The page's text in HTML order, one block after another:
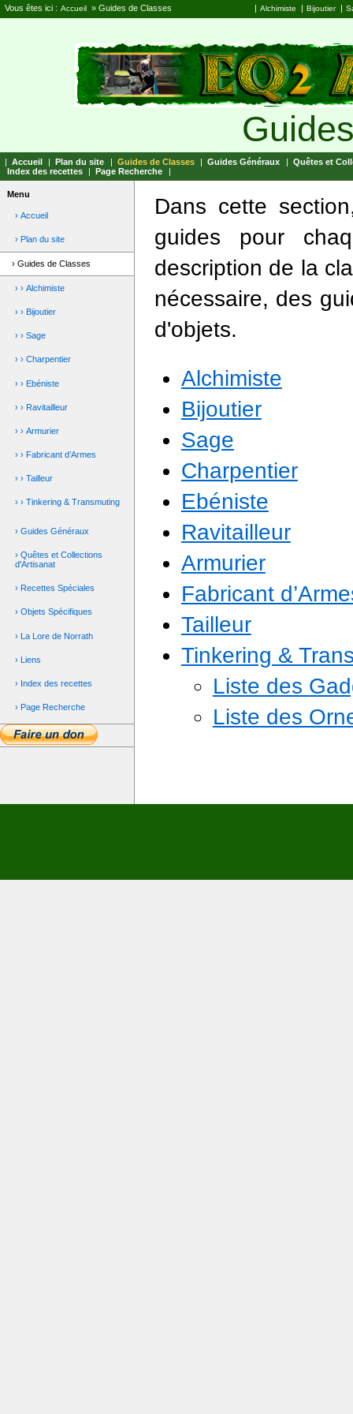
Vous êtes ici : Accueil » Guides de Classes Alchimiste Bijoutier
| Accueil | Plan du site | Guides de Classes | Guides Généraux | Quêtes et
Index des recettes
| Page Recherche |
Menu
› Accueil
› Plan du site
› Guides de Classes
› › Alchimiste
› › Bijoutier
› › Sage
› › Charpentier
› › Ebéniste
› › Ravitailleur
› › Armurier
› › Fabricant d’Armes
› › Tailleur
› › Tinkering & Transmuting
› Guides Généraux
› Quêtes et Collections
d'Artisanat
› Recettes Spéciales
› Objets Spécifiques
› La Lore de Norrath
› Liens
› Index des recettes
› Page Recherche
Dans cette
guides pour
description de la
nécessaire, des
d'objets.
Alchimiste
Bijoutier
Sage
Charpentier
Ebéniste
Ravitailleur
Armurier
Fabricant
Tailleur
Tinkering &
Liste des
Liste des